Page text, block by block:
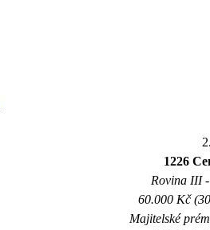
1226
Rovina III
60.000 Kč
Majitelské